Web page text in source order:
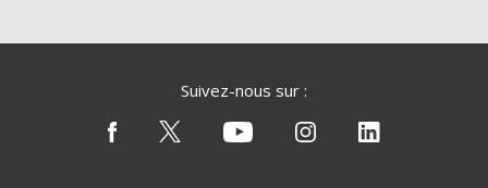
Suivez-nous sur :